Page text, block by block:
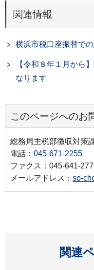
関連情報
横浜市税口座振替で
【令和８年１月から
なります
このページへのお
総務局主税部徴収対策
電話： 045-671-2255
ファクス：045-641-
メールアドレス： so-
関連